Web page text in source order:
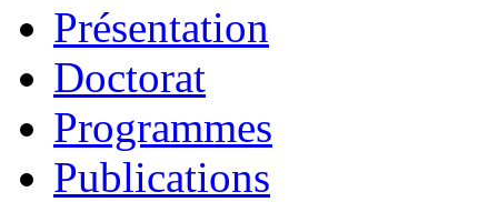
Présentation
Doctorat
Programmes
Publications